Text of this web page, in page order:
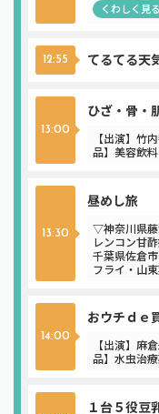
くわしく見る
12:55 てるてる天
13:00
ひざ・骨・
【出演】竹
品】美容飲料
13:30
昼めし旅
▽神奈川県藤
レンコン甘
千葉県佐倉
フライ・山
14:00
おウチｄｅ
【出演】麻
品】水虫治
１台５役豆